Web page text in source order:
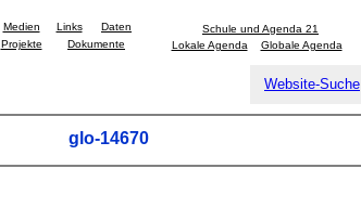
Medien Links
Daten
Projekte
Dokumente
Schule und Agenda 21
Lokale Agenda
Globale Agenda
Website-Suche
glo-14670